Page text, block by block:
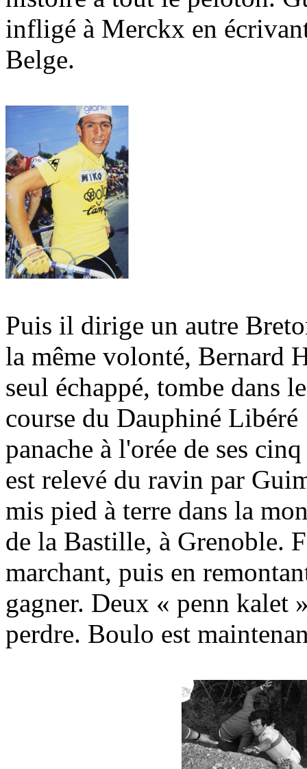
infligé à Merckx en
Belge.
Puis il dirige un autre
la même volonté, Bernard
seul échappé, tombe dans
course du Dauphiné
panache à l'orée de ses
est relevé du ravin par
mis pied à terre dans la
de la Bastille, à Grenoble.
marchant, puis en
gagner. Deux « penn kalet
perdre. Boulo est